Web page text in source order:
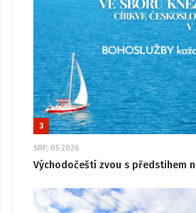
3
SRP, 05 2026
Východočeští zvou s předstihem